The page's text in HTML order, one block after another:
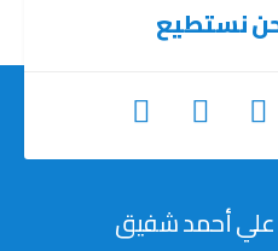
نستطيع
علي أحمد شفيق